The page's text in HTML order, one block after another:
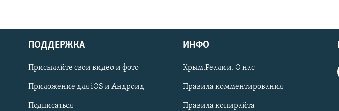
Українською
Qırımtatar
ПОДДЕРЖКА
Присылайте свои видео и фото
Приложение для iOS и Андроид
Подписаться
ИНФО
Крым.Реалии. О нас
Правила комментирования
Правила копирайта